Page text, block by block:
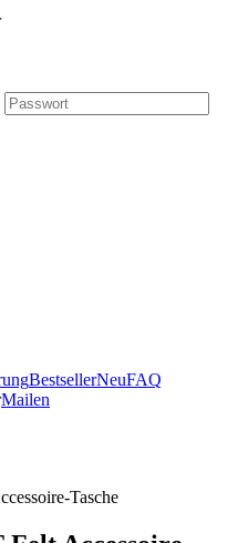
BestsellerNeuFAQ
Mailen
Tasche